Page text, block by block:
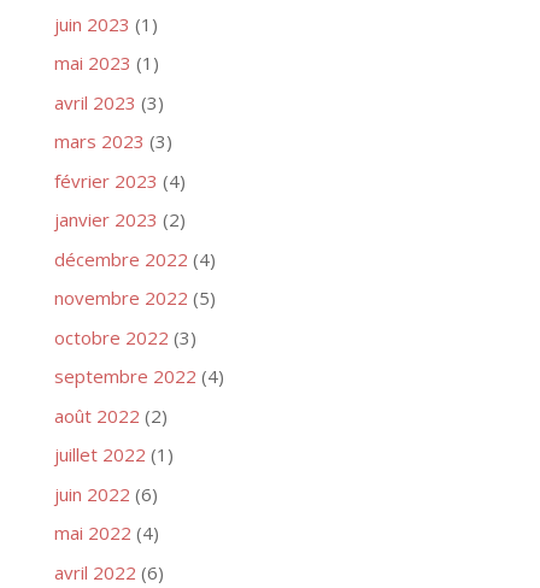
juin 2023 (1)
mai 2023 (1)
avril 2023 (3)
mars 2023 (3)
février 2023 (4)
janvier 2023 (2)
décembre 2022 (4)
novembre 2022 (5)
octobre 2022 (3)
septembre 2022 (4)
août 2022 (2)
juillet 2022 (1)
juin 2022 (6)
mai 2022 (4)
avril 2022 (6)